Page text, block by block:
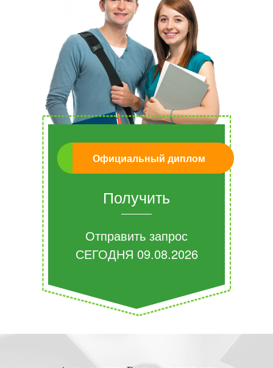
Официальный диплом
Получить
Отправить запрос
СЕГОДНЯ 09.08.2026